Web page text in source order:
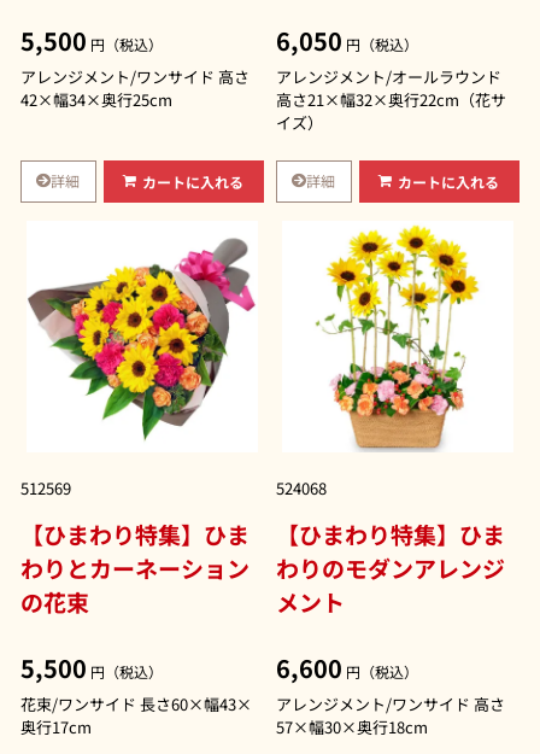
5,500 円（税込）
アレンジメント/ワンサイド 高さ
42×幅34×奥行25cm
詳細 カートに入れる
6,050 円（税込）
アレンジメント/オールラウンド
高さ21×幅32×奥行22cm（花サ
イズ）
詳細 カートに入れる
512569
【ひまわり特集】ひま
わりとカーネーション
の花束
5,500 円（税込）
花束/ワンサイド 長さ60×幅43×
奥行17cm
524068
【ひまわり特集】ひま
わりのモダンアレンジ
メント
6,600 円（税込）
アレンジメント/ワンサイド 高さ
57×幅30×奥行18cm